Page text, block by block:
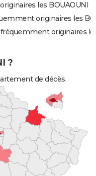
les BOUAOUNI
originaires les
originaires
?
de décès.